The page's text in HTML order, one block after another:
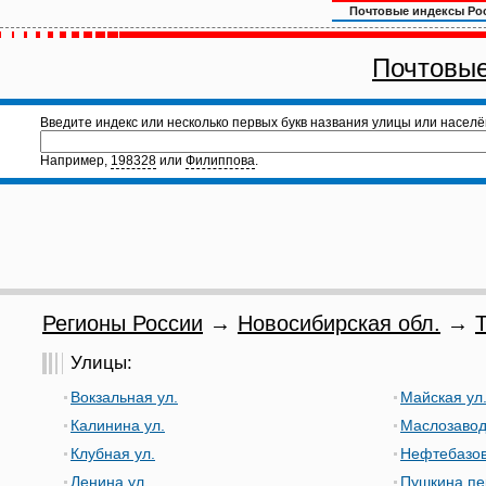
Почтовые индексы
Введите индекс или несколько первых букв названия улицы или
Например, 198328 или Филиппова.
Регионы России → Новосибирская обл. →
Улицы:
Вокзальная ул.
Калинина ул.
Клубная ул.
Ленина ул.
Майская ул.
Пушкина